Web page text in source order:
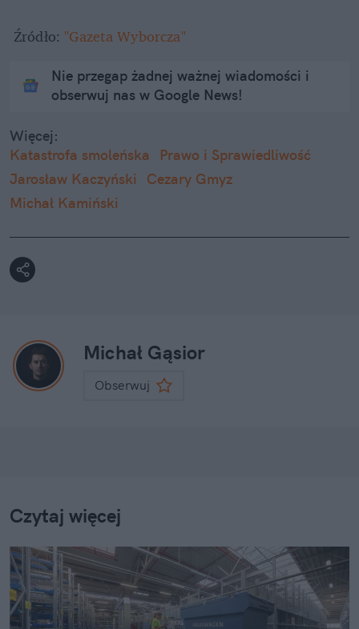
Źródło: "Gazeta Wyborcza"
Nie przegap żadnej ważnej wiadomości i
obserwuj nas w Google News!
Więcej:
Katastrofa smoleńska
Prawo i Sprawiedliwość
Jarosław Kaczyński
Cezary Gmyz
Michał Kamiński
Michał Gąsior
Obserwuj
Czytaj więcej